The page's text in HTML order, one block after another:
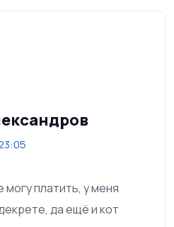
могу платить, у меня
да ещё и кот